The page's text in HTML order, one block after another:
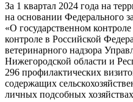
За 1 квартал 2024 года на
на основании Федерального
«О государственном
контроле в Российской
ветеринарного надзора
Нижегородской области и
296 профилактических
содержащих
личных подсобных